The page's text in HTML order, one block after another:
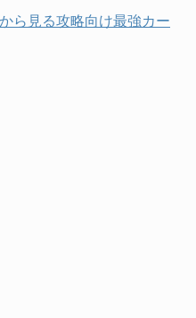
ら見る攻略向け最強カー